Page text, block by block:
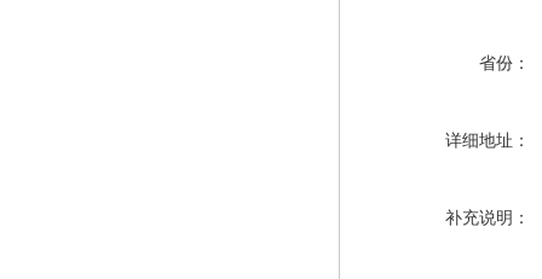
省份：
详细地址：
补充说明：